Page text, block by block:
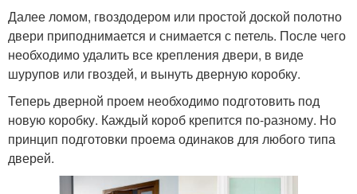
Далее ломом, гвоздодером или простой доской полотно
двери приподнимается и снимается с петель. После чего
необходимо удалить все крепления двери, в виде
шурупов или гвоздей, и вынуть дверную коробку.
Теперь дверной проем необходимо подготовить под
новую коробку. Каждый короб крепится по-разному. Но
принцип подготовки проема одинаков для любого типа
дверей.